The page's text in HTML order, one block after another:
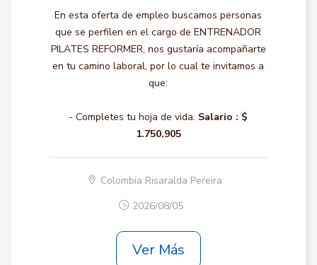
En esta oferta de empleo buscamos personas
que se perfilen en el cargo de ENTRENADOR
PILATES REFORMER, nos gustaría acompañarte
en tu camino laboral, por lo cual te invitamos a
que:
- Completes tu hoja de vida. Salario : $
1.750.905
Colombia Risaralda Pereira
2026/08/05
Ver Más